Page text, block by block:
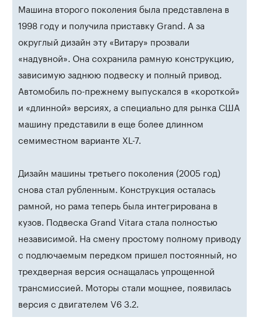
Машина второго поколения была представлена в
1998 году и получила приставку Grand. А за
округлый дизайн эту «Витару» прозвали
«надувной». Она сохранила рамную конструкцию,
зависимую заднюю подвеску и полный привод.
Автомобиль по-прежнему выпускался в «короткой»
и «длинной» версиях, а специально для рынка США
машину представили в еще более длинном
семиместном варианте XL-7.
Дизайн машины третьего поколения (2005 год)
снова стал рубленным. Конструкция осталась
рамной, но рама теперь была интегрирована в
кузов. Подвеска Grand Vitara стала полностью
независимой. На смену простому полному приводу
с подлючаемым передком пришел постоянный, но
трехдверная версия оснащалась упрощенной
трансмиссией. Моторы стали мощнее, появилась
версия с двигателем V6 3.2.